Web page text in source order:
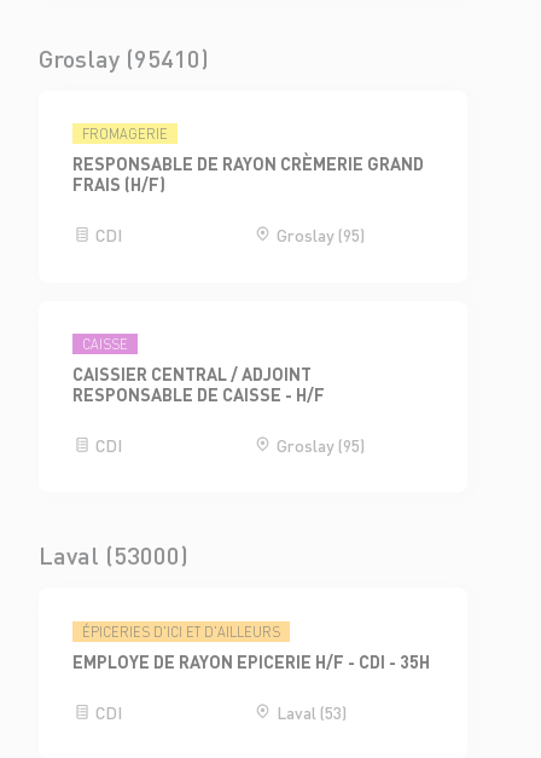
Groslay (95410)
FROMAGERIE
RESPONSABLE DE RAYON CRÈMERIE GRAND
FRAIS (H/F)
CDI Groslay (95)
CAISSE
CAISSIER CENTRAL / ADJOINT
RESPONSABLE DE CAISSE - H/F
CDI Groslay (95)
Laval (53000)
ÉPICERIES D'ICI ET D'AILLEURS
EMPLOYE DE RAYON EPICERIE H/F - CDI - 35H
CDI Laval (53)